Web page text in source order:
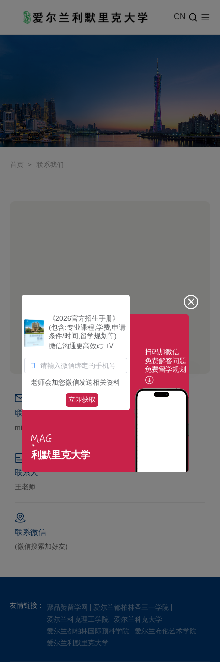
CN
首页 > 联系我们
联系邮件
microtiger@foxmail.com
联系人
王老师
联系微信
(微信搜索加好友)
友情链接： 聚品赞留学网
爱尔兰都柏林圣三一学院
爱尔兰科克理工学院
爱尔兰科克大学
爱尔兰都柏林国际预科学院
爱尔兰布伦艺术学院
爱尔兰利默里克大学
《2026官方招生手册》
(包含:专业课程,学费,申请
条件/时间,留学规划等)
微信沟通更高效👉+V
老师会加您微信发送相关资料
立即获取
利默里克大学
扫码加微信
免费解答问题
免费留学规划